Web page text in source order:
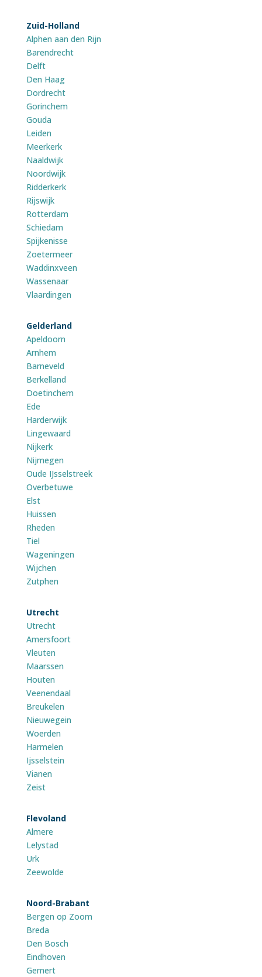
Zuid-Holland
Alphen aan den Rijn
Barendrecht
Delft
Den Haag
Dordrecht
Gorinchem
Gouda
Leiden
Meerkerk
Naaldwijk
Noordwijk
Ridderkerk
Rijswijk
Rotterdam
Schiedam
Spijkenisse
Zoetermeer
Waddinxveen
Wassenaar
Vlaardingen
Gelderland
Apeldoorn
Arnhem
Barneveld
Berkelland
Doetinchem
Ede
Harderwijk
Lingewaard
Nijkerk
Nijmegen
Oude IJsselstreek
Overbetuwe
Elst
Huissen
Rheden
Tiel
Wageningen
Wijchen
Zutphen
Utrecht
Utrecht
Amersfoort
Vleuten
Maarssen
Houten
Veenendaal
Breukelen
Nieuwegein
Woerden
Harmelen
Ijsselstein
Vianen
Zeist
Flevoland
Almere
Lelystad
Urk
Zeewolde
Noord-Brabant
Bergen op Zoom
Breda
Den Bosch
Eindhoven
Gemert